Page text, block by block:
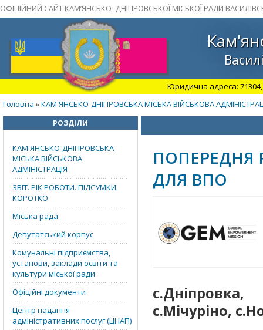
ОФІЦІЙНИЙ САЙТ КАМ’ЯНСЬКО–ДНІПРОВСЬКОЇ МІСЬКОЇ РАДИ
Юридична адреса: 71304,
Головна »КАМ'ЯНСЬКО-ДНІПРОВСЬКА МІСЬКА ВІЙСЬКОВА
РОЗДІЛИ
КАМ'ЯНСЬКО-ДНІПРОВСЬКА
МІСЬКА ВІЙСЬКОВА
АДМІНІСТРАЦІЯ
ЗВІТ. РІК РОБОТИ. ПІДСУМКИ.
КОРОТКО
Міська рада
Депутатський корпус
Комунальні підприємства,
установи, заклади освіти та
культури міської ради
Офіційні документи
Центр надання
адміністративних послуг (ЦНАП)
ПОПЕРЕДНЯ
ДЛЯ ВПО
с.Дніпровка,
с.Мічуріно,